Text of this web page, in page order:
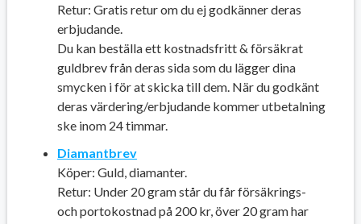
Retur: Gratis retur om du ej godkänner deras
erbjudande.
Du kan beställa ett kostnadsfritt & försäkrat
guldbrev från deras sida som du lägger dina
smycken i för at skicka till dem. När du godkänt
deras värdering/erbjudande kommer utbetalning
ske inom 24 timmar.
Diamantbrev
Köper: Guld, diamanter.
Retur: Under 20 gram står du får försäkrings-
och portokostnad på 200 kr, över 20 gram har